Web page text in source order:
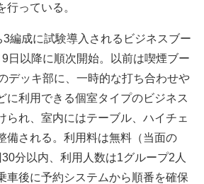
行っている。
編成に試験導入されるビジネスブー
日以降に順次開始。以前は喫煙ブー
デッキ部に、一時的な打ち合わせや
に利用できる個室タイプのビジネス
られ、室内にはテーブル、ハイチェ
備される。利用料は無料（当面の
分以内、利用人数は1グループ2人
車後に予約システムから順番を確保